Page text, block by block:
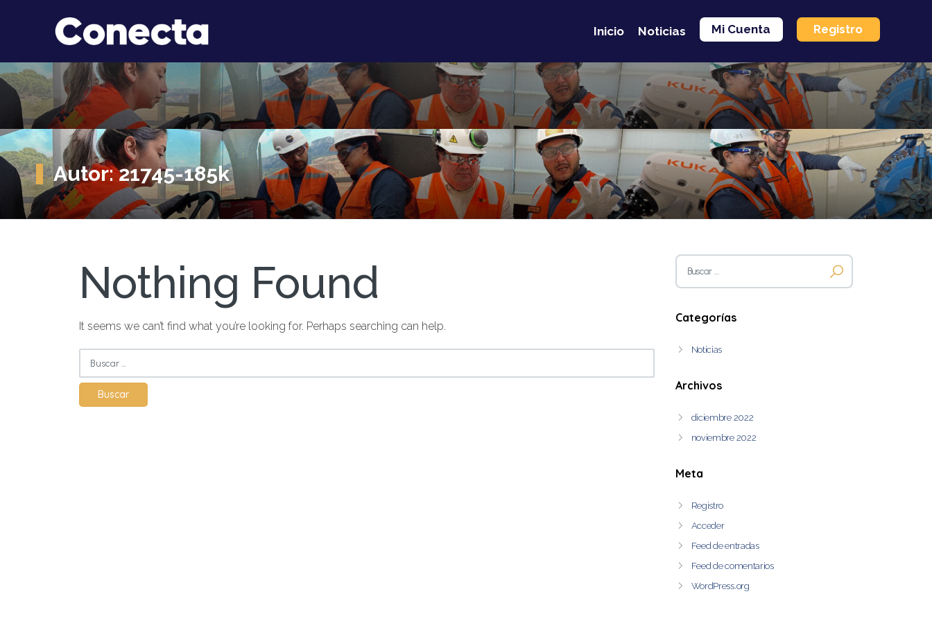
Inicio Noticias Mi Cuenta Registro
Autor:21745-185k
Nothing Found
It seems we can’t find what you’re looking for. Perhaps searching can help.
Buscar:
Buscar:
Categorías
Noticias
Archivos
diciembre 2022
noviembre 2022
Meta
Registro
Acceder
Feed de entradas
Feed de comentarios
WordPress.org